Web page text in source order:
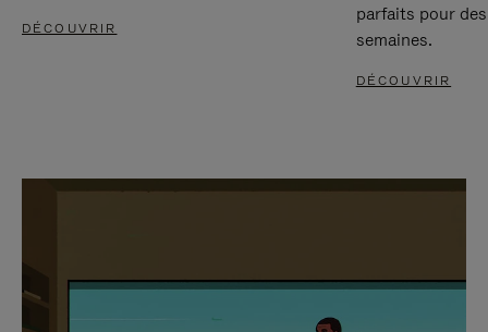
DÉCOUVRIR
parfaits pour
semaines.
DÉCOUVRIR